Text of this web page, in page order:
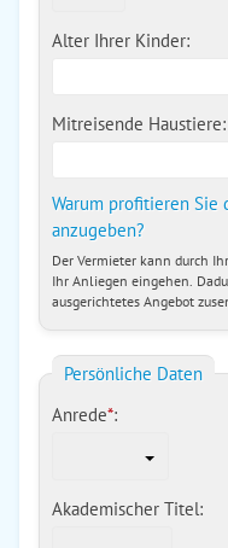
Alter Ihrer Kinder:
Mitreisende Haustiere:
Warum profitieren Sie
anzugeben?
Der Vermieter kann durch Ihre
Ihr Anliegen eingehen.
ausgerichtetes Angebot
Persönliche Daten
Anrede*:
Akademischer Titel: